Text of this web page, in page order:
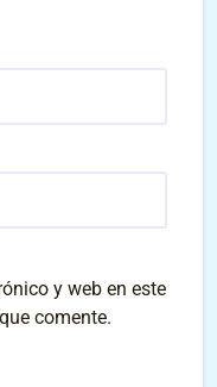
y web en este
comente.